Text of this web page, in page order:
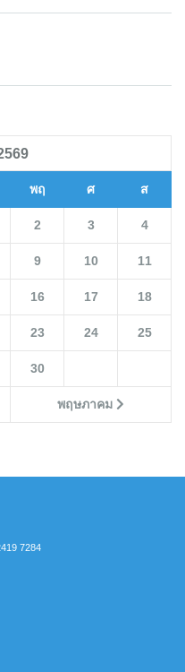
พฤ ศ ส
พฤษภาคม
2 3 4
9 10 11
16 17 18
23 24 25
30
7284